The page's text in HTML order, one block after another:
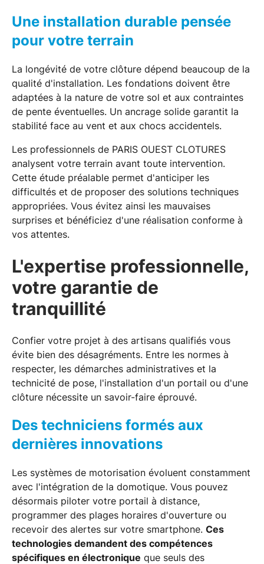
Une installation durable pensée
pour votre terrain
La longévité de votre clôture dépend beaucoup de la
qualité d'installation. Les fondations doivent être
adaptées à la nature de votre sol et aux contraintes
de pente éventuelles. Un ancrage solide garantit la
stabilité face au vent et aux chocs accidentels.
Les professionnels de PARIS OUEST CLOTURES
analysent votre terrain avant toute intervention.
Cette étude préalable permet d'anticiper les
difficultés et de proposer des solutions techniques
appropriées. Vous évitez ainsi les mauvaises
surprises et bénéficiez d'une réalisation conforme à
vos attentes.
L'expertise professionnelle,
votre garantie de
tranquillité
Confier votre projet à des artisans qualifiés vous
évite bien des désagréments. Entre les normes à
respecter, les démarches administratives et la
technicité de pose, l'installation d'un portail ou d'une
clôture nécessite un savoir-faire éprouvé.
Des techniciens formés aux
dernières innovations
Les systèmes de motorisation évoluent constamment
avec l'intégration de la domotique. Vous pouvez
désormais piloter votre portail à distance,
programmer des plages horaires d'ouverture ou
recevoir des alertes sur votre smartphone. Ces
technologies demandent des compétences
spécifiques en électronique que seuls des